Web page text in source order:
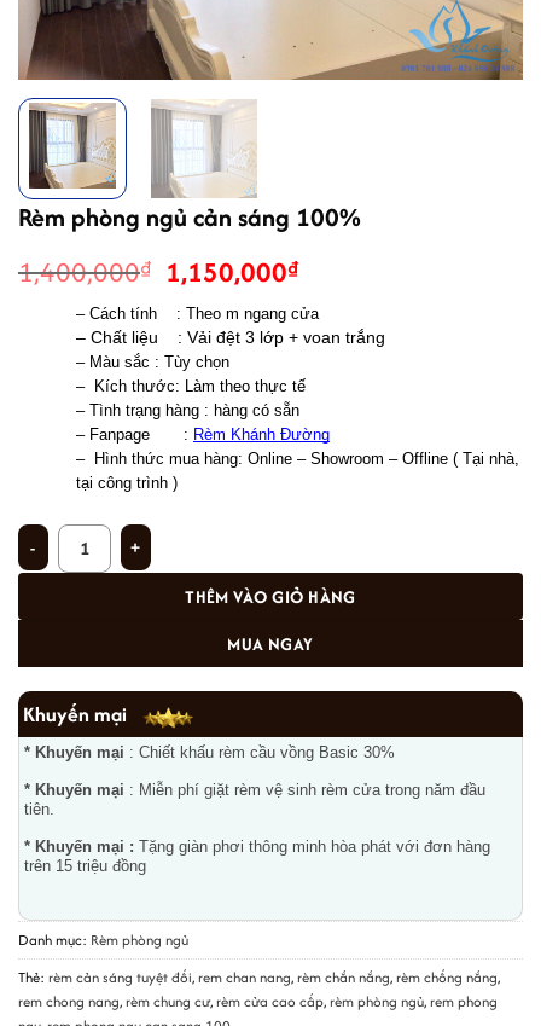
Rèm phòng ngủ cản sáng 100%
1,400,000₫ Giá
gốc
là:
1,400,000₫.
1,150,000₫Giá
hiện
tại
1,150,000₫.
– Cách tính    : Theo m ngang cửa
– Chất liệu    : Vải đệt 3 lớp + voan trắng
– Màu sắc : Tùy chọn
–  Kích thước: Làm theo thực tế
– Tình trạng hàng : hàng có sẵn
– Fanpage       : Rèm Khánh Đường
– Hình thức mua hàng: Online – Showroom – Offline ( Tại nhà,
tại công trình )
Rèm phòng ngủ cản sáng 100% số lượng
THÊM VÀO GIỎ HÀNG
MUA NGAY
Khuyến mại
* Khuyến mại : Chiết khấu rèm cầu vồng Basic 30%
* Khuyến mại : Miễn phí giặt rèm vệ sinh rèm cửa trong năm đầu
tiên.
* Khuyến mại : Tặng giàn phơi thông minh hòa phát với đơn hàng
trên 15 triệu đồng
Danh mục: Rèm phòng ngủ
Thẻ: rèm cản sáng tuyệt đối,rem chan nang,rèm chắn nắng,rèm chống nắng,
rem chong nang,rèm chung cư,rèm cửa cao cấp,rèm phòng ngủ,rem phong